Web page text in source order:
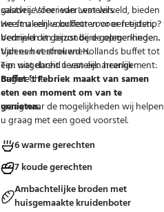
gastvrije sfeer van Lemelerveld, bieden
we smakelijke buffetten voor feesten,
bedrijven en bijzondere gelegenheden.
Van een vertrouwd Hollands buffet tot
een uitgebreid feestelijk arrangement:
Buffet ’t Febriek maakt van samen
eten een moment om van te
genieten.
salades. Voor ieder wat wils.
Heeft u een voorkeur voor een tijdstip?
Vermeld dit gerust bij de opmerkingen
tijdens het afrekenen.
Tip: wat dacht u van een heerlijk
nagerecht.
vraag naar de mogelijkheden wij helpen
u graag met een goed voorstel.
6 warme gerechten
7 koude gerechten
Ambachtelijke broden met
huisgemaakte kruidenboter